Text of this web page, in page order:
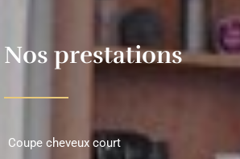
Nos prestations
Coupe cheveux court